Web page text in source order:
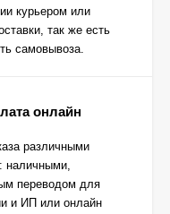
курьером или
так же есть
самовывоза.
онлайн
различными
наличными,
переводом для
и ИП или онлайн
Вкладыш коренной
(0,25) (1шт - 1
половинка) для
двигателей
K15,K21,K25
запросу